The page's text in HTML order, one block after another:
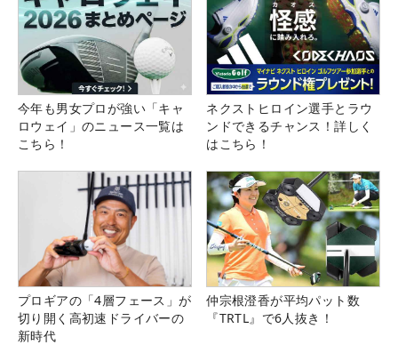
今年も男女プロが強い「キャ
ロウェイ」のニュース一覧は
こちら！
ネクストヒロイン選手とラウ
ンドできるチャンス！詳しく
はこちら！
プロギアの「4層フェース」が
切り開く高初速ドライバーの
新時代
仲宗根澄香が平均パット数
『TRTL』で6人抜き！